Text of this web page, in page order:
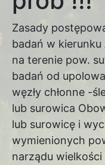
Zasady
badań w
na terenie pow.
badań od
węzły chłonne -
lub surowica
lub surowicę i
wymienionych
narządu